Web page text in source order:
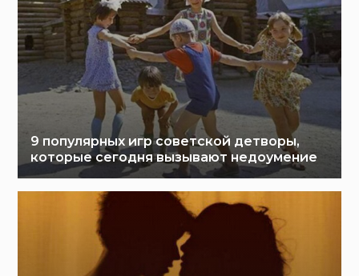
9 популярных игр советской детворы,
которые сегодня вызывают недоумение